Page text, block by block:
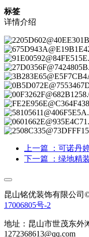
标签
详情介绍
上一篇
：可诺丹
下一篇
：绿地精
昆山铭优装饰有限公司
17006805号-2
地址：昆山市世茂东外
1272368613@qq.com